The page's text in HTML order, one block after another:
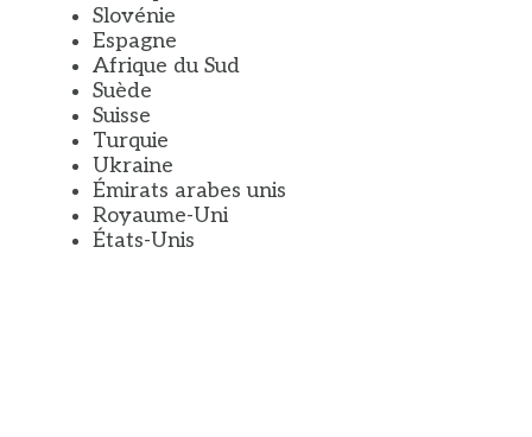
Slovénie
Espagne
Afrique du Sud
Suède
Suisse
Turquie
Ukraine
Émirats arabes unis
Royaume-Uni
États-Unis